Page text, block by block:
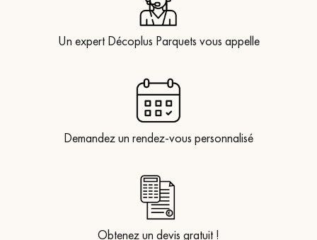
Un expert Décoplus Parquets vous appelle
Demandez un rendez-vous personnalisé
Obtenez un devis gratuit !